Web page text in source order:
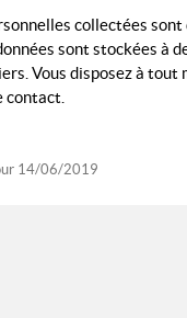
collectées
sont stockées à
Vous disposez à
contact.
14/06/2019